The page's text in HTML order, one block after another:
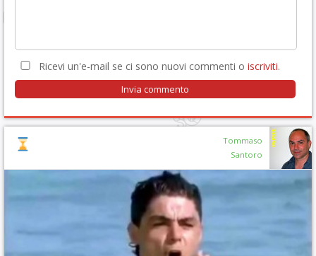
Ricevi un'e-mail se ci sono nuovi commenti o iscriviti.
Tommaso
Santoro